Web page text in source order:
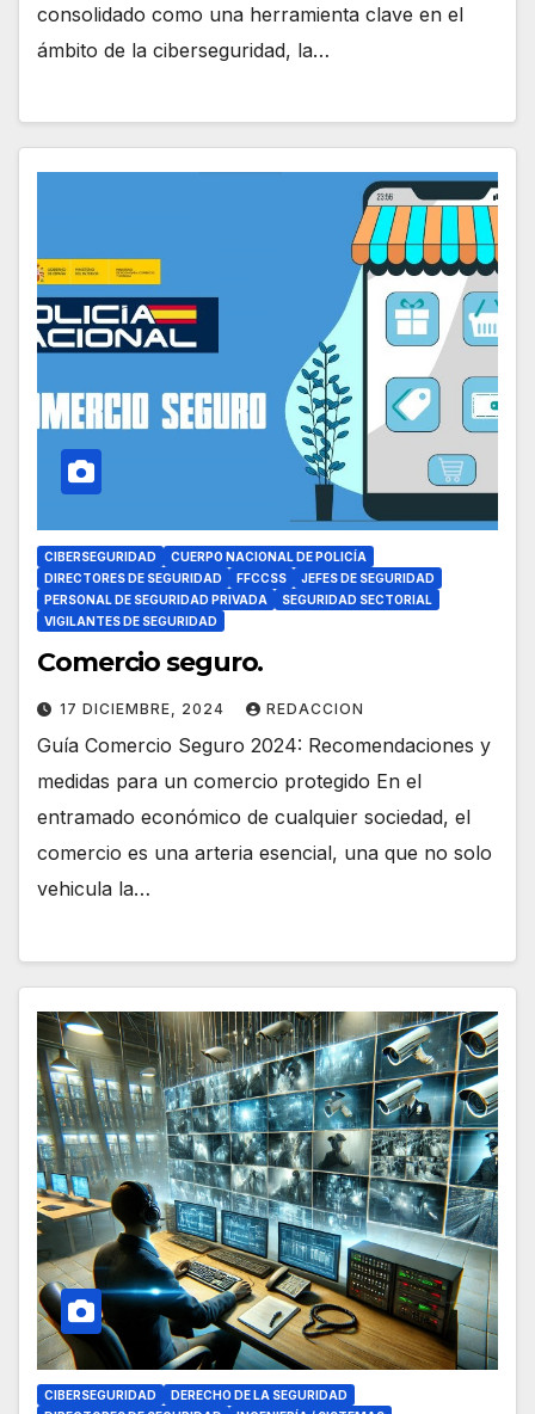
consolidado como una herramienta clave en el
ámbito de la ciberseguridad, la…
CIBERSEGURIDAD
CUERPO NACIONAL DE POLICÍA
DIRECTORES DE SEGURIDAD
FFCCSS
JEFES DE SEGURIDAD
PERSONAL DE SEGURIDAD PRIVADA
SEGURIDAD SECTORIAL
VIGILANTES DE SEGURIDAD
Comercio seguro.
17 DICIEMBRE, 2024 REDACCION
Guía Comercio Seguro 2024: Recomendaciones y
medidas para un comercio protegido En el
entramado económico de cualquier sociedad, el
comercio es una arteria esencial, una que no solo
vehicula la…
CIBERSEGURIDAD
DERECHO DE LA SEGURIDAD